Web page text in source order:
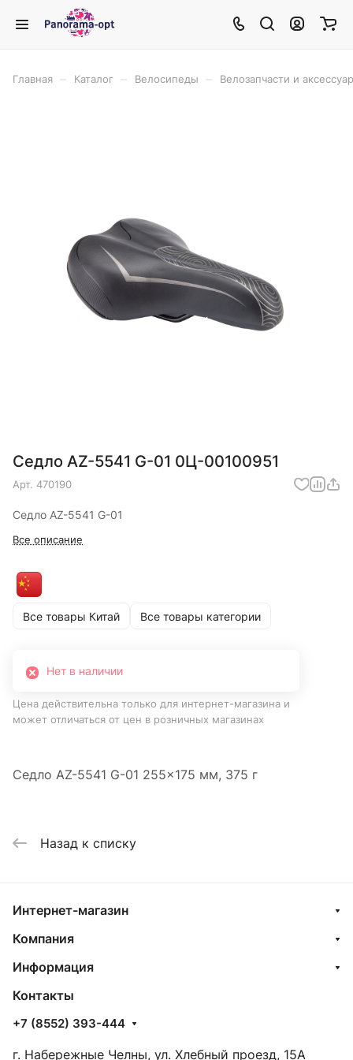
Главная Каталог Велосипеды Велозапчасти и
Седло AZ-5541 G-01 0Ц-00100951
Арт. 470190
Седло AZ-5541 G-01
Все описание
Все товары Китай Все товары категории
Нет в наличии
Цена действительна только для интернет-магазина и
может отличаться от цен в розничных магазинах
Седло AZ-5541 G-01 255x175 мм, 375 г
Назад к списку
Интернет-магазин
Компания
Информация
Контакты
+7 (8552) 393-444
г. Набережные Челны, ул. Хлебный проезд, 15А